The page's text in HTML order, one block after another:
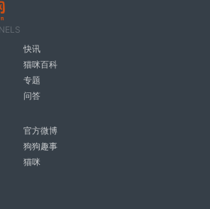
快讯
猫咪百科
专题
问答
官方微博
狗狗趣事
猫咪